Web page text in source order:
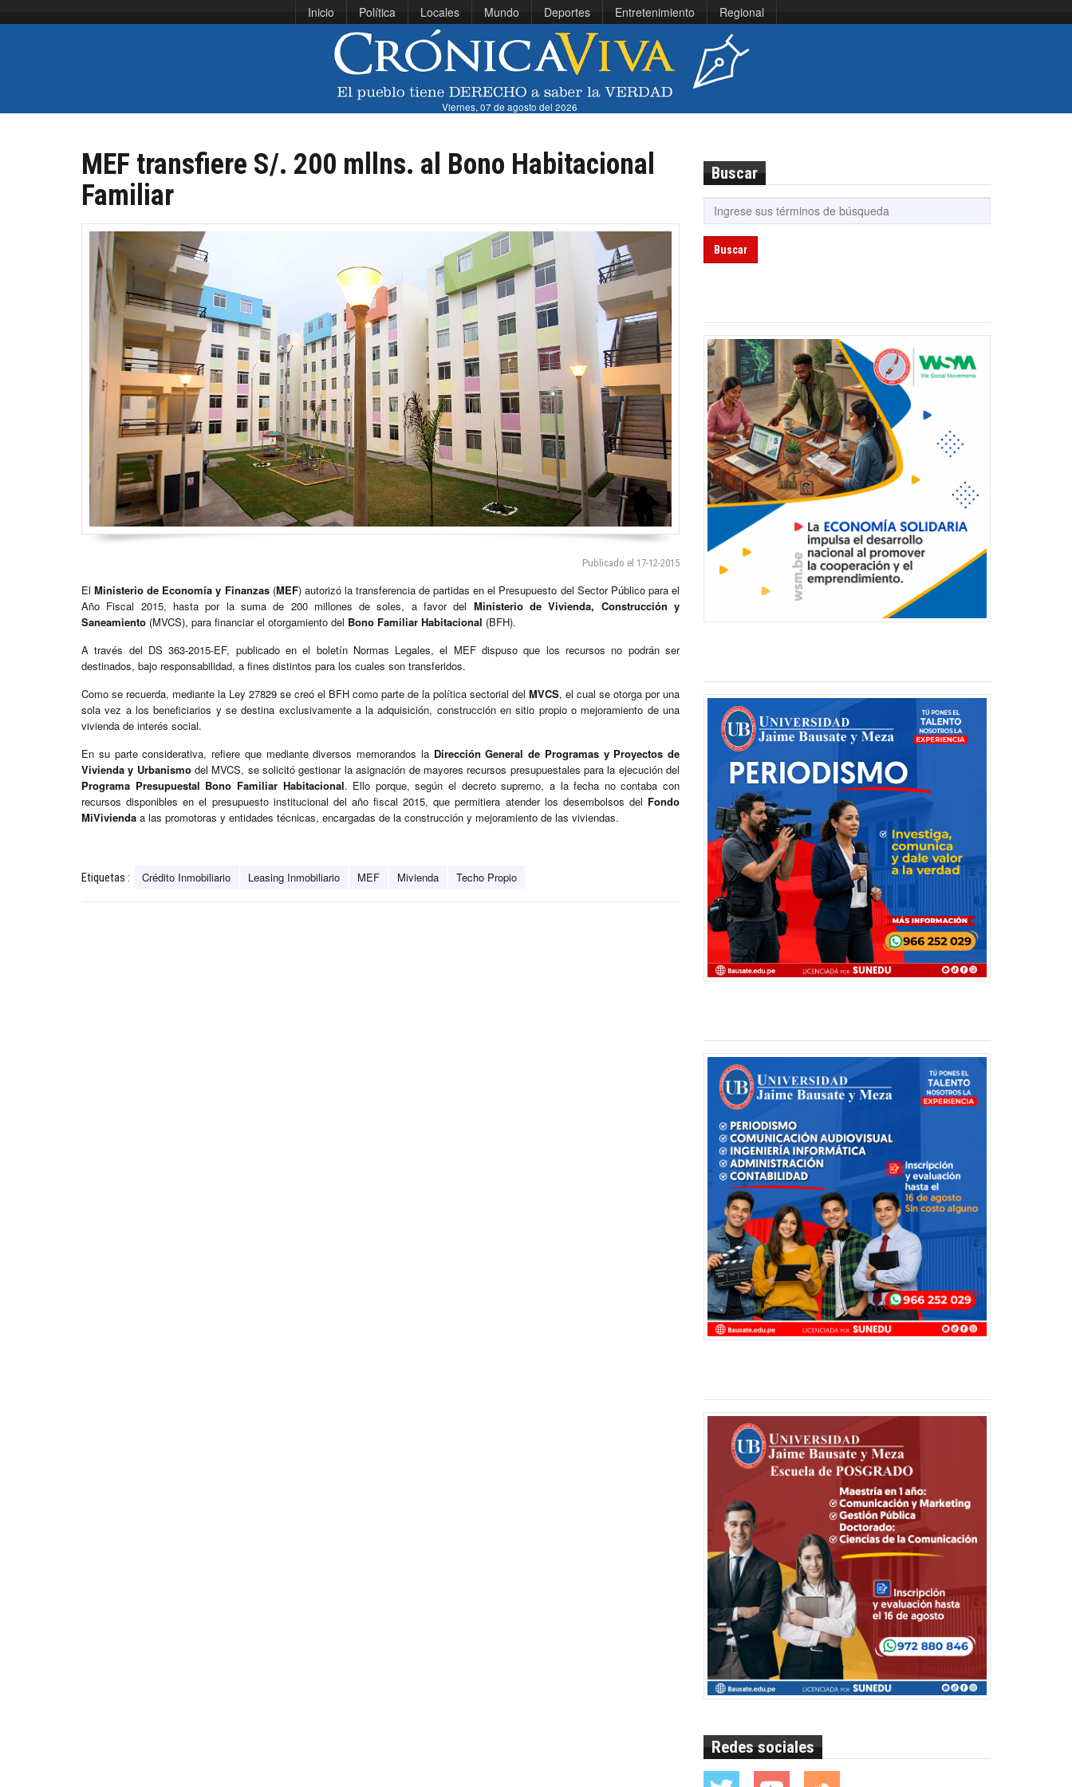
Inicio Política Locales Mundo Deportes Entretenimiento Regional
Viernes, 07 de agosto del 2026
MEF transfiere S/. 200 mllns. al Bono Habitacional
Familiar
Publicado el 17-12-2015
ElMinisterio de Economía y Finanzas(MEF) autorizó la transferencia de partidas en el Presupuesto del Sector Público para el
Año Fiscal 2015, hasta por la suma de 200 millones de soles, a favor del Ministerio de Vivienda, Construcción y
Saneamiento (MVCS), para financiar el otorgamiento del Bono Familiar Habitacional (BFH).
A través del DS 363-2015-EF, publicado en el boletín Normas Legales, el MEF dispuso que los recursos no podrán ser
destinados, bajo responsabilidad, a fines distintos para los cuales son transferidos.
Como se recuerda, mediante la Ley 27829 se creó el BFH como parte de la política sectorial del MVCS, el cual se otorga por una
sola vez a los beneficiarios y se destina exclusivamente a la adquisición, construcción en sitio propio o mejoramiento de una
vivienda de interés social.
En su parte considerativa, refiere que mediante diversos memorandos la Dirección General de Programas y Proyectos de
Vivienda y Urbanismodel MVCS, se solicitó gestionar la asignación de mayores recursos presupuestales para la ejecución del
Programa Presupuestal Bono Familiar Habitacional. Ello porque, según el decreto supremo, a la fecha no contaba con
recursos disponibles en el presupuesto institucional del año fiscal 2015, que permitiera atender los desembolsos del Fondo
MiVivienda a las promotoras y entidades técnicas, encargadas de la construcción y mejoramiento de las viviendas.
Etiquetas : Crédito Inmobiliario Leasing Inmobiliario MEF Mivienda Techo Propio
Buscar
Buscar
Redes sociales